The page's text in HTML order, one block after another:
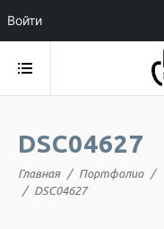
DSC04627
Главная Портфолио
DSC04627
Войти